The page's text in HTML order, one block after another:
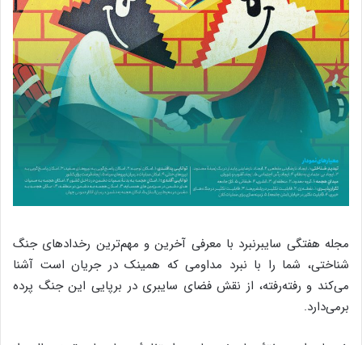
مجله هفتگی سایبرنبرد با معرفی آخرین و مهم‌ترین رخدادهای جنگ
شناختی، شما را با نبرد مداومی که همینک در جریان است آشنا
می‌کند و رفته‌رفته، از نقش فضای سایبری در برپایی این جنگ پرده
برمی‌دارد.